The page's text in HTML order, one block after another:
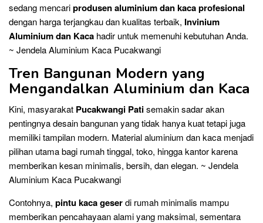
sedang mencariprodusen aluminium dan kaca profesional
dengan harga terjangkau dan kualitas terbaik, Invinium
Aluminium dan Kaca hadir untuk memenuhi kebutuhan Anda.
~ Jendela Aluminium Kaca Pucakwangi
Tren Bangunan Modern yang
Mengandalkan Aluminium dan Kaca
Kini, masyarakat Pucakwangi Patisemakin sadar akan
pentingnya desain bangunan yang tidak hanya kuat tetapi juga
memiliki tampilan modern. Material aluminium dan kaca menjadi
pilihan utama bagi rumah tinggal, toko, hingga kantor karena
memberikan kesan minimalis, bersih, dan elegan. ~ Jendela
Aluminium Kaca Pucakwangi
Contohnya, pintu kaca geserdi rumah minimalis mampu
memberikan pencahayaan alami yang maksimal, sementara